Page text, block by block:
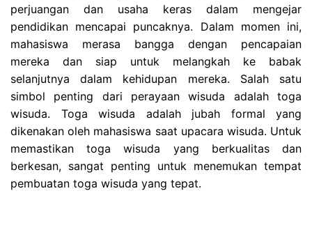
perjuangan dan usaha keras dalam mengejar
pendidikan mencapai puncaknya. Dalam momen ini,
mahasiswa merasa bangga dengan pencapaian
mereka dan siap untuk melangkah ke babak
selanjutnya dalam kehidupan mereka. Salah satu
simbol penting dari perayaan wisuda adalah toga
wisuda. Toga wisuda adalah jubah formal yang
dikenakan oleh mahasiswa saat upacara wisuda. Untuk
memastikan toga wisuda yang berkualitas dan
berkesan, sangat penting untuk menemukan tempat
pembuatan toga wisuda yang tepat.